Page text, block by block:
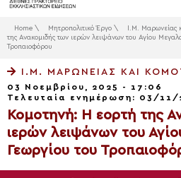
Home \ Μητροπολιτικό Έργο \ Ι.Μ. Μαρωνείας
της Ανακομιδής των ιερών λειψάνων του Αγίου
Τροπαιοφόρου
Ι.Μ. ΜΑΡΩΝΕΊΑΣ ΚΑΙ
03 Νοεμβρίου, 2025 - 17:06
Τελευταία ενημέρωση: 03/11/
Κομοτηνή: Η εορτή της
ιερών λειψάνων του
Γεωργίου του